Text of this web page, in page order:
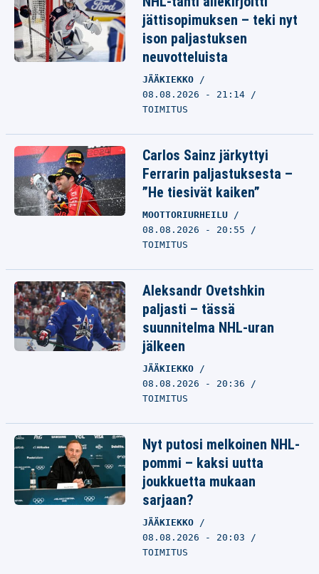
jättisopimuksen – teki nyt
ison paljastuksen
neuvotteluista
JÄÄKIEKKO
08.08.2026 - 21:14
TOIMITUS
Carlos Sainz järkyttyi
Ferrarin paljastuksesta –
”He tiesivät kaiken”
MOOTTORIURHEILU
08.08.2026 - 20:55
TOIMITUS
Aleksandr Ovetshkin
paljasti – tässä
suunnitelma NHL-uran
jälkeen
JÄÄKIEKKO
08.08.2026 - 20:36
TOIMITUS
Nyt putosi melkoinen NHL-
pommi – kaksi uutta
joukkuetta mukaan
sarjaan?
JÄÄKIEKKO
08.08.2026 - 20:03
TOIMITUS